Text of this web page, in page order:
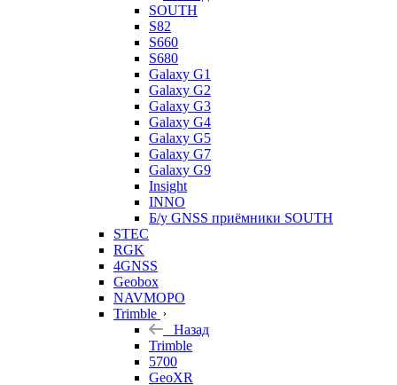
SOUTH
S82
S660
S680
Galaxy G1
Galaxy G2
Galaxy G3
Galaxy G4
Galaxy G5
Galaxy G7
Galaxy G9
Insight
INNO
Б/у GNSS приёмники SOUTH
STEC
RGK
4GNSS
Geobox
NAVMOPO
Trimble
Назад
Trimble
5700
GeoXR